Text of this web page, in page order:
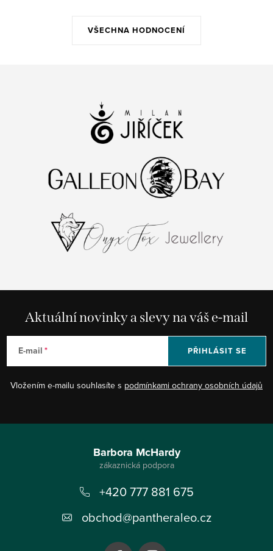
VŠECHNA HODNOCENÍ
Aktuální novinky a slevy na váš e-mail
E-mail
Vložením e-mailu souhlasíte s podmínkami ochrany osobních údajů
PŘIHLÁSIT SE
Barbora McHardy
+420 777 881 675
obchod@pantheraleo.cz